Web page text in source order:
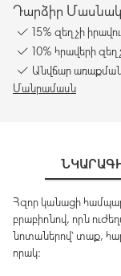
Դարձիր
15% զեղչի
10% հրավերի
Անվճար առաքման
Մանրամասն
Հզոր կանացի
բրաբիոնով, որն
նոտաներով՝ տաք,
որակ։